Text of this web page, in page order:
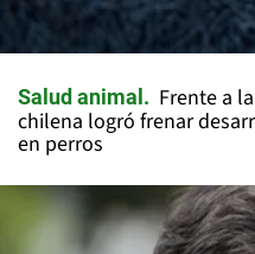
Salud animal
Frente a
chilena logró frenar
en perros